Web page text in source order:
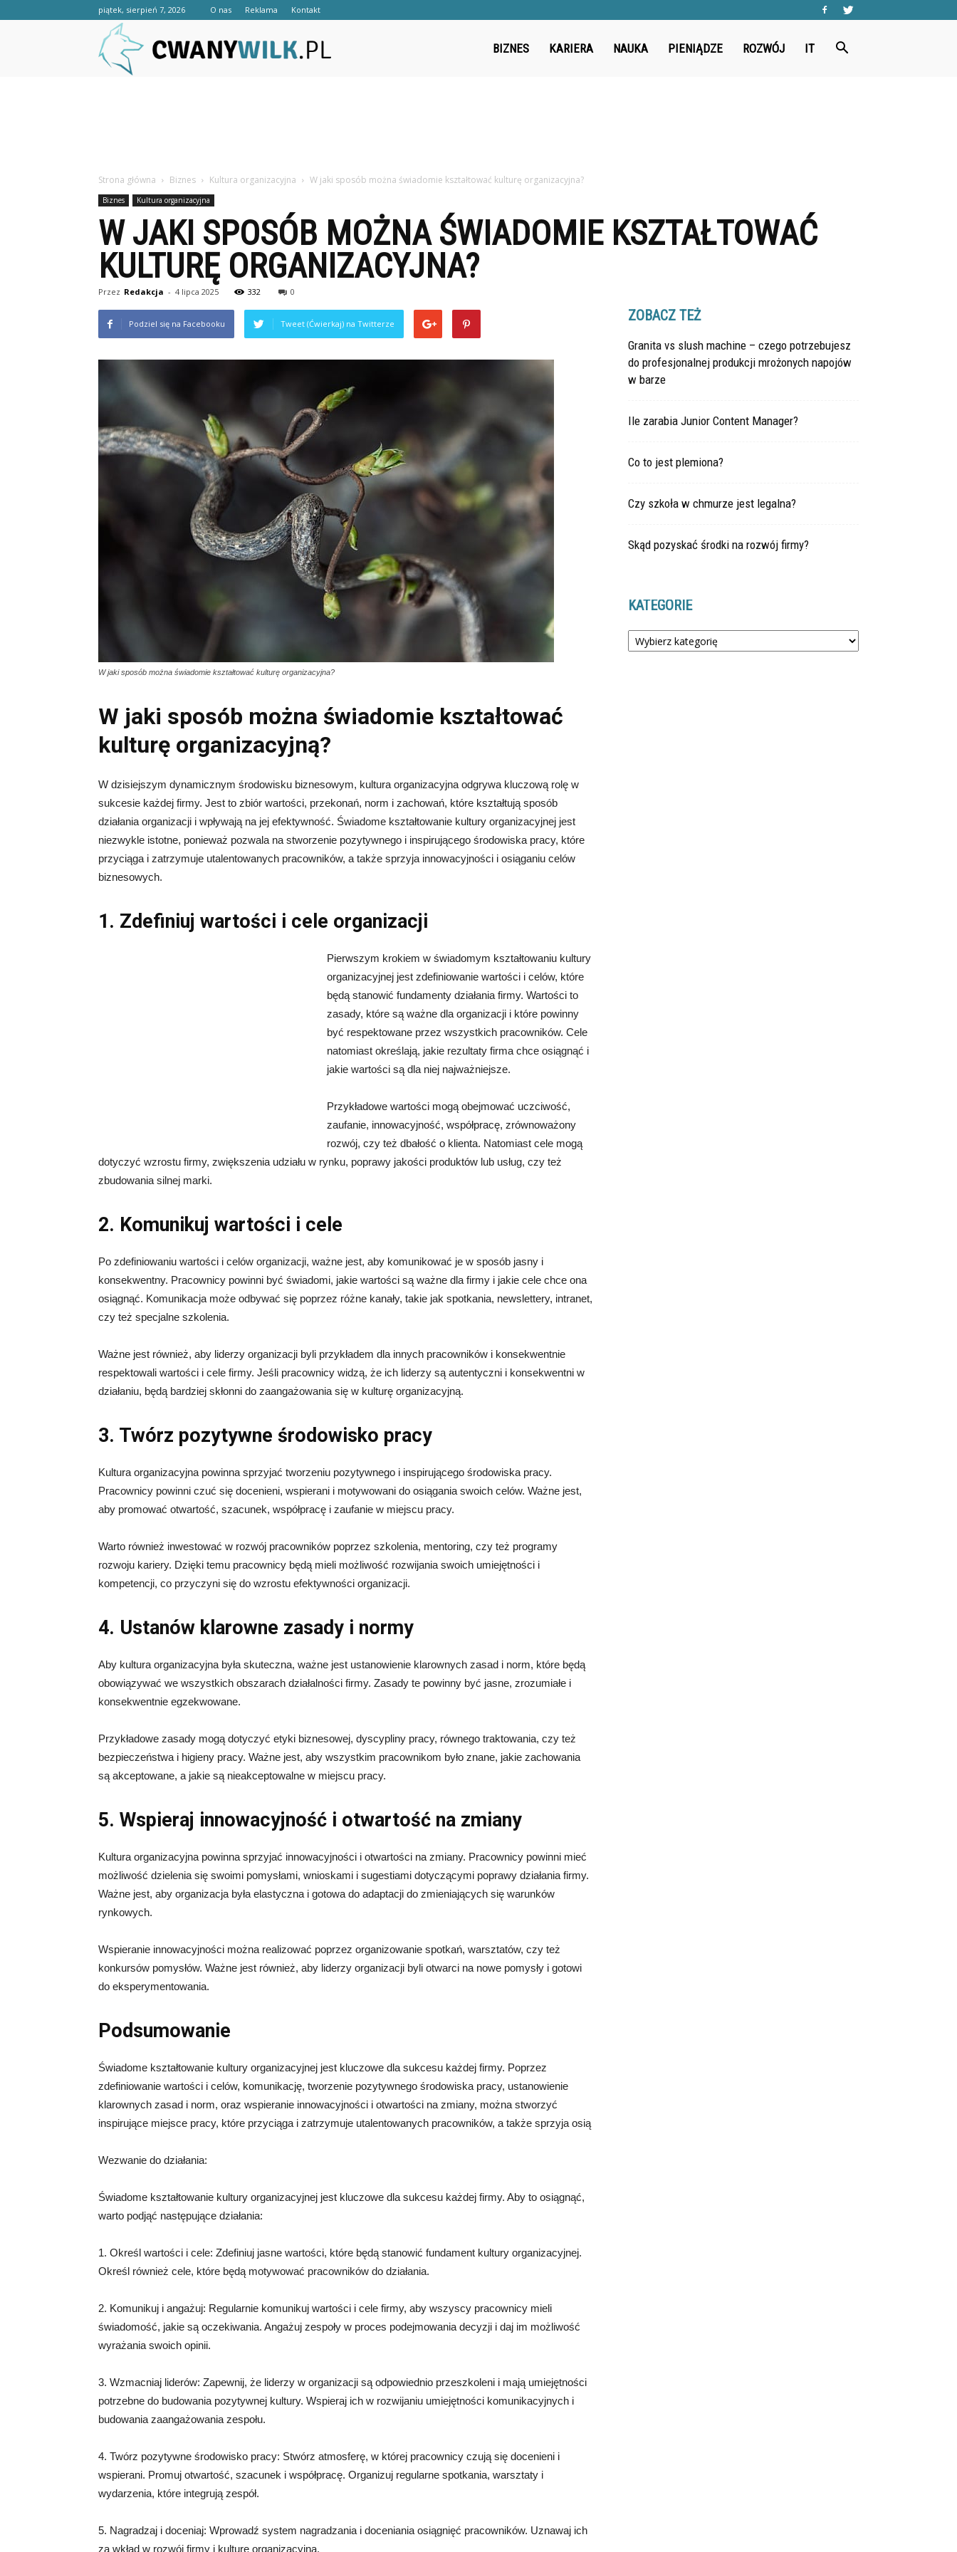
piątek, sierpień 7, 2026 O nas Reklama Kontakt
BIZNES KARIERA NAUKA PIENIĄDZE ROZWÓJ IT
Strona główna Biznes Kultura organizacyjna W jaki sposób można świadomie kształtować kulturę organizacyjna?
Biznes Kultura organizacyjna
W JAKI SPOSÓB MOŻNA ŚWIADOMIE KSZTAŁTOWAĆ
KULTURĘ ORGANIZACYJNA?
Przez Redakcja - 4 lipca 2025 332 0
Podziel się na Facebooku Tweet (Ćwierkaj) na Twitterze
W jaki sposób można świadomie kształtować kulturę organizacyjna?
W jaki sposób można świadomie kształtować
kulturę organizacyjną?
W dzisiejszym dynamicznym środowisku biznesowym, kultura organizacyjna odgrywa kluczową rolę w
sukcesie każdej firmy. Jest to zbiór wartości, przekonań, norm i zachowań, które kształtują sposób
działania organizacji i wpływają na jej efektywność. Świadome kształtowanie kultury organizacyjnej jest
niezwykle istotne, ponieważ pozwala na stworzenie pozytywnego i inspirującego środowiska pracy, które
przyciąga i zatrzymuje utalentowanych pracowników, a także sprzyja innowacyjności i osiąganiu celów
biznesowych.
1. Zdefiniuj wartości i cele organizacji
Pierwszym krokiem w świadomym kształtowaniu kultury
organizacyjnej jest zdefiniowanie wartości i celów, które
będą stanowić fundamenty działania firmy. Wartości to
zasady, które są ważne dla organizacji i które powinny
być respektowane przez wszystkich pracowników. Cele
natomiast określają, jakie rezultaty firma chce osiągnąć i
jakie wartości są dla niej najważniejsze.
Przykładowe wartości mogą obejmować uczciwość,
zaufanie, innowacyjność, współpracę, zrównoważony
rozwój, czy też dbałość o klienta. Natomiast cele mogą
dotyczyć wzrostu firmy, zwiększenia udziału w rynku, poprawy jakości produktów lub usług, czy też
zbudowania silnej marki.
2. Komunikuj wartości i cele
Po zdefiniowaniu wartości i celów organizacji, ważne jest, aby komunikować je w sposób jasny i
konsekwentny. Pracownicy powinni być świadomi, jakie wartości są ważne dla firmy i jakie cele chce ona
osiągnąć. Komunikacja może odbywać się poprzez różne kanały, takie jak spotkania, newslettery, intranet,
czy też specjalne szkolenia.
Ważne jest również, aby liderzy organizacji byli przykładem dla innych pracowników i konsekwentnie
respektowali wartości i cele firmy. Jeśli pracownicy widzą, że ich liderzy są autentyczni i konsekwentni w
działaniu, będą bardziej skłonni do zaangażowania się w kulturę organizacyjną.
3. Twórz pozytywne środowisko pracy
Kultura organizacyjna powinna sprzyjać tworzeniu pozytywnego i inspirującego środowiska pracy.
Pracownicy powinni czuć się docenieni, wspierani i motywowani do osiągania swoich celów. Ważne jest,
aby promować otwartość, szacunek, współpracę i zaufanie w miejscu pracy.
Warto również inwestować w rozwój pracowników poprzez szkolenia, mentoring, czy też programy
rozwoju kariery. Dzięki temu pracownicy będą mieli możliwość rozwijania swoich umiejętności i
kompetencji, co przyczyni się do wzrostu efektywności organizacji.
4. Ustanów klarowne zasady i normy
Aby kultura organizacyjna była skuteczna, ważne jest ustanowienie klarownych zasad i norm, które będą
obowiązywać we wszystkich obszarach działalności firmy. Zasady te powinny być jasne, zrozumiałe i
konsekwentnie egzekwowane.
Przykładowe zasady mogą dotyczyć etyki biznesowej, dyscypliny pracy, równego traktowania, czy też
bezpieczeństwa i higieny pracy. Ważne jest, aby wszystkim pracownikom było znane, jakie zachowania
są akceptowane, a jakie są nieakceptowalne w miejscu pracy.
5. Wspieraj innowacyjność i otwartość na zmiany
Kultura organizacyjna powinna sprzyjać innowacyjności i otwartości na zmiany. Pracownicy powinni mieć
możliwość dzielenia się swoimi pomysłami, wnioskami i sugestiami dotyczącymi poprawy działania firmy.
Ważne jest, aby organizacja była elastyczna i gotowa do adaptacji do zmieniających się warunków
rynkowych.
Wspieranie innowacyjności można realizować poprzez organizowanie spotkań, warsztatów, czy też
konkursów pomysłów. Ważne jest również, aby liderzy organizacji byli otwarci na nowe pomysły i gotowi
do eksperymentowania.
Podsumowanie
Świadome kształtowanie kultury organizacyjnej jest kluczowe dla sukcesu każdej firmy. Poprzez
zdefiniowanie wartości i celów, komunikację, tworzenie pozytywnego środowiska pracy, ustanowienie
klarownych zasad i norm, oraz wspieranie innowacyjności i otwartości na zmiany, można stworzyć
inspirujące miejsce pracy, które przyciąga i zatrzymuje utalentowanych pracowników, a także sprzyja osią
Wezwanie do działania:
Świadome kształtowanie kultury organizacyjnej jest kluczowe dla sukcesu każdej firmy. Aby to osiągnąć,
warto podjąć następujące działania:
1. Określ wartości i cele: Zdefiniuj jasne wartości, które będą stanowić fundament kultury organizacyjnej.
Określ również cele, które będą motywować pracowników do działania.
2. Komunikuj i angażuj: Regularnie komunikuj wartości i cele firmy, aby wszyscy pracownicy mieli
świadomość, jakie są oczekiwania. Angażuj zespoły w proces podejmowania decyzji i daj im możliwość
wyrażania swoich opinii.
3. Wzmacniaj liderów: Zapewnij, że liderzy w organizacji są odpowiednio przeszkoleni i mają umiejętności
potrzebne do budowania pozytywnej kultury. Wspieraj ich w rozwijaniu umiejętności komunikacyjnych i
budowania zaangażowania zespołu.
4. Twórz pozytywne środowisko pracy: Stwórz atmosferę, w której pracownicy czują się docenieni i
wspierani. Promuj otwartość, szacunek i współpracę. Organizuj regularne spotkania, warsztaty i
wydarzenia, które integrują zespół.
5. Nagradzaj i doceniaj: Wprowadź system nagradzania i doceniania osiągnięć pracowników. Uznawaj ich
za wkład w rozwój firmy i kulturę organizacyjną.
ZOBACZ TEŻ
Granita vs slush machine – czego potrzebujesz
do profesjonalnej produkcji mrożonych napojów
w barze
Ile zarabia Junior Content Manager?
Co to jest plemiona?
Czy szkoła w chmurze jest legalna?
Skąd pozyskać środki na rozwój firmy?
KATEGORIE
Kategorie